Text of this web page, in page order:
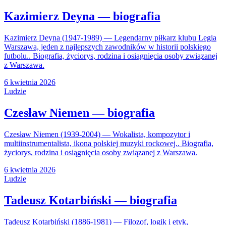
Kazimierz Deyna — biografia
Kazimierz Deyna (1947-1989) — Legendarny piłkarz klubu Legia
Warszawa, jeden z najlepszych zawodników w historii polskiego
futbolu.. Biografia, życiorys, rodzina i osiągnięcia osoby związanej
z Warszawa.
6 kwietnia 2026
Ludzie
Czesław Niemen — biografia
Czesław Niemen (1939-2004) — Wokalista, kompozytor i
multiinstrumentalista, ikona polskiej muzyki rockowej.. Biografia,
życiorys, rodzina i osiągnięcia osoby związanej z Warszawa.
6 kwietnia 2026
Ludzie
Tadeusz Kotarbiński — biografia
Tadeusz Kotarbiński (1886-1981) — Filozof, logik i etyk,